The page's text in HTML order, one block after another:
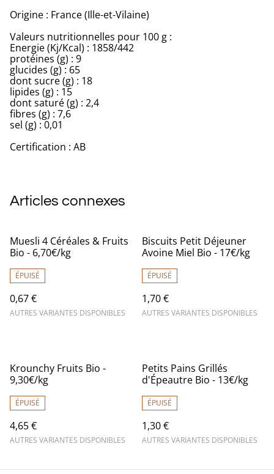
Origine : France (Ille-et-Vilaine)
Valeurs nutritionnelles pour 100 g :
Energie (Kj/Kcal) : 1858/442
protéines (g) : 9
glucides (g) : 65
dont sucre (g) : 18
lipides (g) : 15
dont saturé (g) : 2,4
fibres (g) : 7,6
sel (g) : 0,01
Certification : AB
Articles connexes
Muesli 4 Céréales & Fruits
Bio - 6,70€/kg
ÉPUISÉ
0,67 €
AUTRES VARIANTES DISPONIBLES
Biscuits Petit Déjeuner
Avoine Miel Bio - 17€/kg
ÉPUISÉ
1,70 €
AUTRES VARIANTES DISPONIBLES
Krounchy Fruits Bio -
9,30€/kg
ÉPUISÉ
4,65 €
AUTRES VARIANTES DISPONIBLES
Petits Pains Grillés
d'Épeautre Bio - 13€/kg
ÉPUISÉ
1,30 €
AUTRES VARIANTES DISPONIBLES